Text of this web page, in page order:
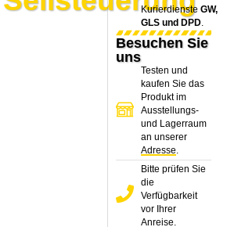
Kurierdienste GW,
GLS und DPD.
Besuchen Sie
uns
Testen und
kaufen Sie das
Produkt im
Ausstellungs-
und Lagerraum
an unserer
Adresse
Bitte prüfen Sie
die
Verfügbarkeit
vor Ihrer
Anreise.